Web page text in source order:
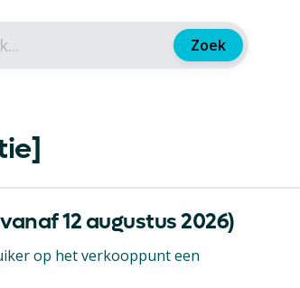
Zoek
12 augustus 2026)
op het verkooppunt een